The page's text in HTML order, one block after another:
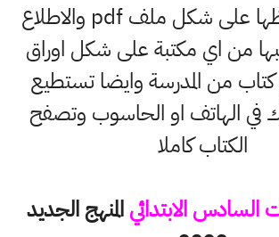
تستطيع حفظها على شكل ملف pdf والاطلاع
من اي مكتبة على شكل اوراق
كتاب من المدرسة وايضا تستطيع
في الهاتف او الحاسوب وتصفح
الكتاب كاملا
السادس الابتدائيالمنهج الجديد